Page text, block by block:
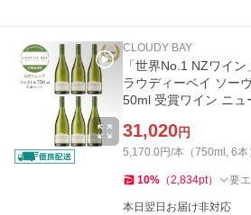
CLOUDY BAY
「世界No.1 NZワイ
ラウディーベイ ソー
50ml 受賞ワイン ニュ
31,020円
5,170.0円/本（750ml, 6本
10% （2,834pt） 要
本日翌日お届け非対応